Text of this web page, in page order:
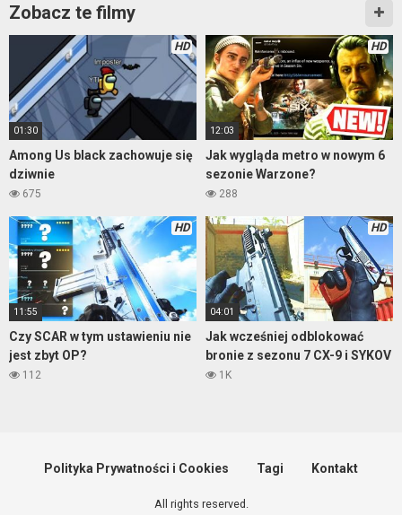
Zobacz te filmy
HD
01:30
Among Us black zachowuje się
dziwnie
675
HD
12:03
Jak wygląda metro w nowym 6
sezonie Warzone?
288
HD
11:55
Czy SCAR w tym ustawieniu nie
jest zbyt OP?
112
HD
04:01
Jak wcześniej odblokować
bronie z sezonu 7 CX-9 i SYKOV
1K
Polityka Prywatności i Cookies Tagi Kontakt
All rights reserved.